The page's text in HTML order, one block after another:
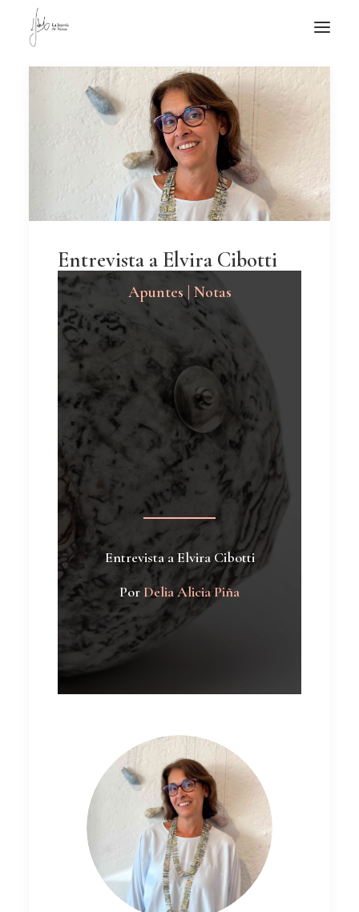
NOTICIAS DE JOYERÍA CONTEMPORÁNEA
Entrevista a Elvira Cibotti
Apuntes | Notas
Entrevista a Elvira Cibotti
PorDelia Alicia Piña